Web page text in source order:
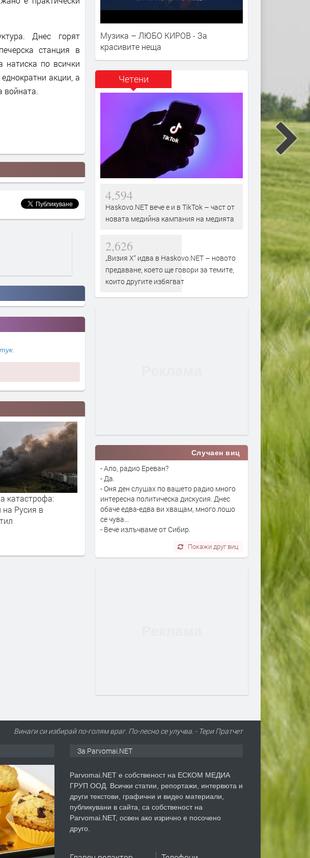
Днес горят
станция в
натиска по всички
акции, а
войната.
тук
катастрофа:
на Русия в
Дрон с експлозив е открит на
летището в Лайпциг
преди 4 дни
Сеута след трагедията:
виновен – Испания,
Музика – ЛЮБО КИРОВ - За
красивите неща
Четени
4,594
Haskovo.NET вече е и в TikTok – част от
новата медийна кампания на медията
2,626
„Визия Х“ идва в Haskovo.NET – новото
предаване, което ще говори за темите,
които другите избягват
Случаен виц
- Ало, радио Ереван?
- Да.
- Оня ден слушах по вашето радио много
интересна политическа дискусия. Днес
обаче едва-едва ви хващам, много лошо
се чува...
- Вече излъчваме от Сибир.
Покажи друг виц
Винаги си избирай по-голям враг. По-лесно се улучва. - Тери Пратчет
За Parvomai.NET
Parvomai.NET е собственост на ЕСКОМ МЕДИА
ГРУП ООД. Всички статии, репортажи, интервюта и
други текстови, графични и видео материали,
публикувани в сайта, са собственост на
Parvomai.NET, освен ако изрично е посочено
друго.